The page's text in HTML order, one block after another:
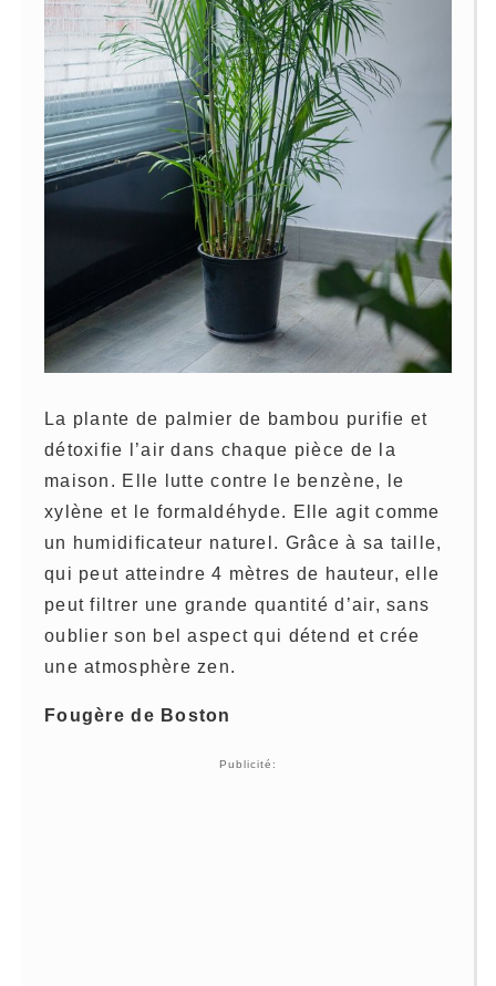
La plante de palmier de bambou purifie et
détoxifie l’air dans chaque pièce de la
maison. Elle lutte contre le benzène, le
xylène et le formaldéhyde. Elle agit comme
un humidificateur naturel. Grâce à sa taille,
qui peut atteindre 4 mètres de hauteur, elle
peut filtrer une grande quantité d’air, sans
oublier son bel aspect qui détend et crée
une atmosphère zen.
Fougère de Boston
Publicité: